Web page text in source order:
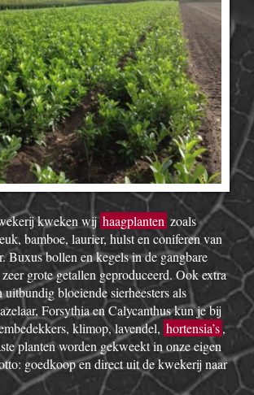
kweken wijhaagplanten zoals
bamboe, laurier, hulst en coniferen van
Buxus bollen en kegels in de gangbare
grote getallen geproduceerd. Ook extra
bloeiende sierheesters als
Forsythia en Calycanthus kun je bij
klimop, lavendel, hortensia’s,
planten worden gekweekt in onze eigen
goedkoop en direct uit de kwekerij naar